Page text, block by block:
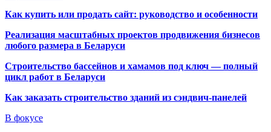
Как купить или продать сайт: руководство и особенности
Реализация масштабных проектов продвижения бизнесов
любого размера в Беларуси
Строительство бассейнов и хамамов под ключ — полный
цикл работ в Беларуси
Как заказать строительство зданий из сэндвич-панелей
В фокусе